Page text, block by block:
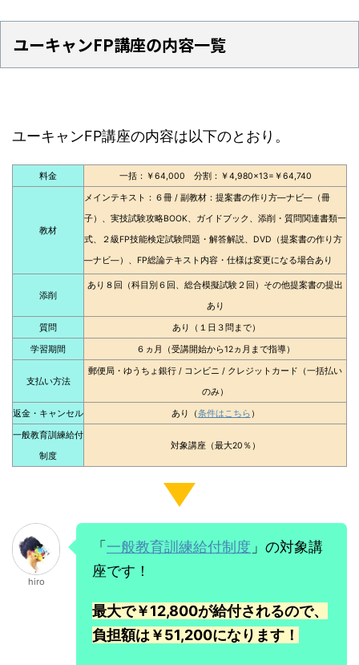
ユーキャンFP講座の内容一覧
ユーキャンFP講座の内容は以下のとおり。
料金 一括：￥64,000 分割：￥4,980×13=￥64,740
教材
メインテキスト：６冊 / 副教材：提案書の作り方―ナビ―（冊
子）、実技試験攻略BOOK、ガイドブック、添削・質問関連書類一
式、２級FP技能検定試験問題・解答解説、DVD（提案書の作り方
―ナビ―）、FP総論テキスト内容・仕様は変更になる場合あり
添削
あり８回（科目別６回、総合模擬試験２回）その他提案書の提出
あり
質問 あり（１日３問まで）
学習期間 ６ヵ月（受講開始から12ヵ月まで指導）
支払い方法
郵便局・ゆうちょ銀行 / コンビニ / クレジットカード（一括払い
のみ）
返金・キャンセル あり（条件はこちら）
一般教育訓練給付
制度
対象講座（最大20％）
hiro
「一般教育訓練給付制度 」の対象講
座です！
最大で￥12,800が給付されるので、
負担額は￥51,200になります！